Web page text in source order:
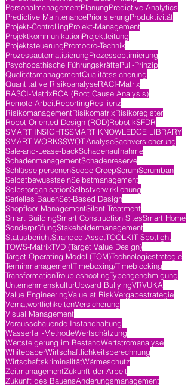
PersonalmanagementPlanungPredictive Analytics
Predictive MaintenancePriorisierungProduktivität
Projekt-ControllingProjekt-Management
ProjektkommunikationProjektleitung
ProjektsteuerungPromodro-Technik
ProzessautomatisierungProzessoptimierung
Psychopathische FührungskräftePull-Prinzip
QualitätsmanagementQualitätssicherung
Quantitative RisikoanalyseRACI-Matrix
RASCI-MatrixRCA (Root Cause Analysis)
Remote-ArbeitReportingResilienz
RisikomanagementRisikomatrixRisikoregister
Robot Oriented Design (ROD)RobotikSFDR
SMART INSIGHTSSMART KNOWLEDGE LIBRARY
SMART WORKSSWOT-AnalyseSachversicherung
Sale-and-Lease-backSchadenaufnahme
SchadenmanagementSchadenreserve
SchlüsselpersonenScope CreepScrumScrumban
SelbstbewusstseinSelbstmanagement
SelbstorganisationSelbstverwirklichung
Serielles BauenSet-Based Design
Shopfloor-ManagementSilent Treatment
Smart BuildingSmart Construction SitesSmart Home
SonderprüfungStakeholdermanagement
StatusberichtStranded AssetTOOLKIT Spotlight
TOWS-MatrixTVD (Target Value Design)
Target Operating Model (TOM)Technologiestrategie
TerminmanagementTimeboxing/Timeblocking
TransformationTroubleshootingTypengenehmigung
UnternehmenskulturUpward BullyingVRVUKA
Value EngineeringValue at RiskVergabestrategie
VernatwortlichkeitenVersicherung
Visual Management
Vorausschauende Instandhaltung
Wasserfall-MethodeWertschätzung
Wertsteigerung im BestandWertstromanalyse
WhitepaperWirtschaftlichkeitsberechnung
WirtschaftskriminalitätWärmeschutz
ZeitmanagementZukunft der Arbeit
Zukunft des BauensÄnderungsmanagement